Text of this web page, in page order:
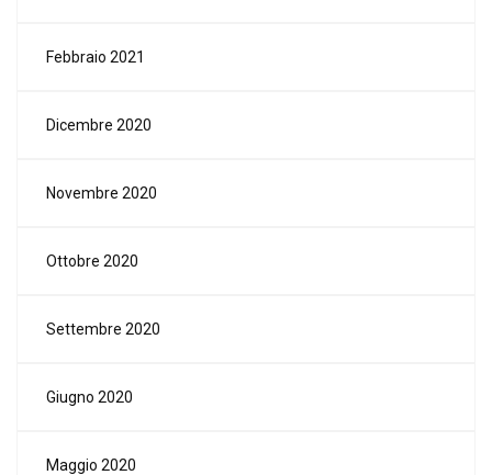
Febbraio 2021
Dicembre 2020
Novembre 2020
Ottobre 2020
Settembre 2020
Giugno 2020
Maggio 2020